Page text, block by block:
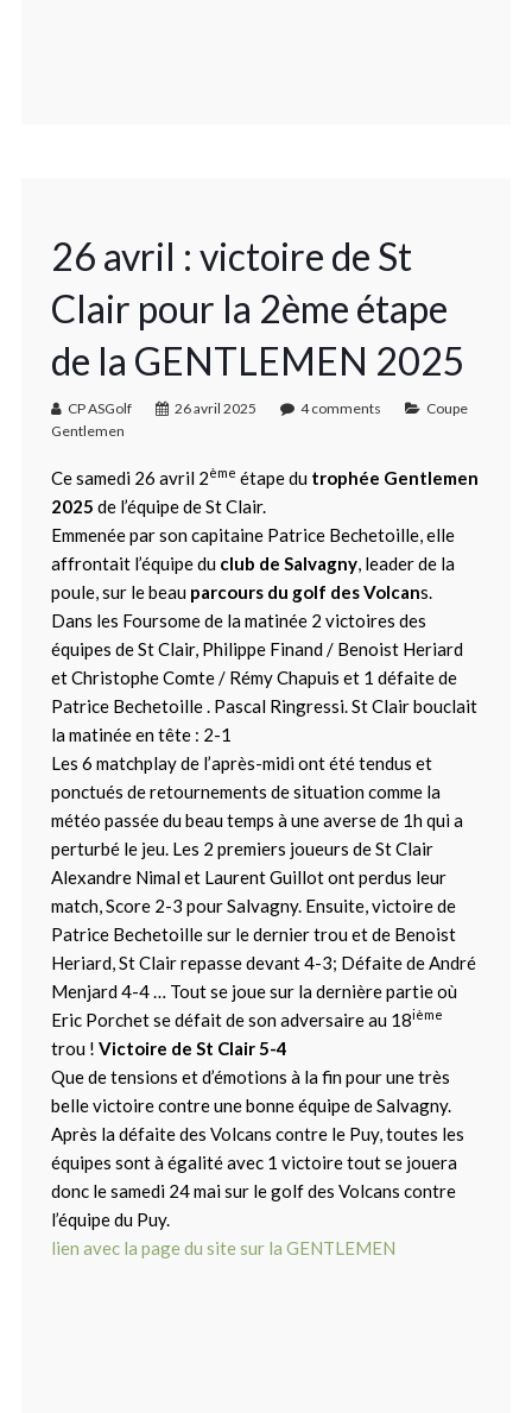
26 avril : victoire de St
Clair pour la 2ème étape
de la GENTLEMEN 2025
CP ASGolf 26 avril 2025 4 comments
Coupe
Gentlemen
Ce samedi 26 avril 2ème étape dutrophée Gentlemen
2025 de l’équipe de St Clair.
Emmenée par son capitaine Patrice Bechetoille, elle
affrontait l’équipe du club de Salvagny, leader de la
poule, sur le beau parcours du golf des Volcans.
Dans les Foursome de la matinée 2 victoires des
équipes de St Clair, Philippe Finand / Benoist Heriard
et Christophe Comte / Rémy Chapuis et 1 défaite de
Patrice Bechetoille . Pascal Ringressi. St Clair bouclait
la matinée en tête : 2-1
Les 6 matchplay de l’après-midi ont été tendus et
ponctués de retournements de situation comme la
météo passée du beau temps à une averse de 1h qui a
perturbé le jeu. Les 2 premiers joueurs de St Clair
Alexandre Nimal et Laurent Guillot ont perdus leur
match, Score 2-3 pour Salvagny. Ensuite, victoire de
Patrice Bechetoille sur le dernier trou et de Benoist
Heriard, St Clair repasse devant 4-3; Défaite de André
Menjard 4-4 … Tout se joue sur la dernière partie où
Eric Porchet se défait de son adversaire au 18ième
trou ! Victoire de St Clair 5-4
Que de tensions et d’émotions à la fin pour une très
belle victoire contre une bonne équipe de Salvagny.
Après la défaite des Volcans contre le Puy, toutes les
équipes sont à égalité avec 1 victoire tout se jouera
donc le samedi 24 mai sur le golf des Volcans contre
l’équipe du Puy.
lien avec la page du site sur la GENTLEMEN